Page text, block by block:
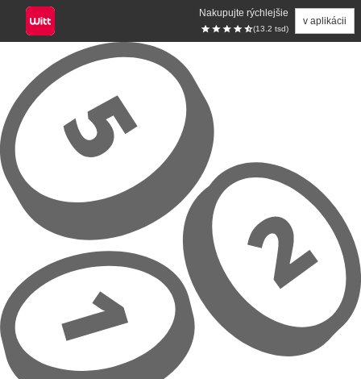
Nakupujte rýchlejšie
(13.2 tsd)
v aplikácii
Prejsť na hlavný obsah